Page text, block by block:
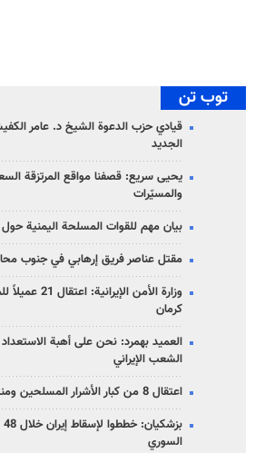
توب تن
قيادي حزب الدعوة الشيخ د. عامر
الجديد
يحيى سريع: قصفنا مواقع المرتزقة
والمسيّرات
بيان مهم للقوات المسلحة اليمنية
مقتل عناصر فريق إرهابي في جنوب
كرمان
العميد بهمرد: نحن على أهبة
الشعب الإيراني
اعتقال 8 من كبار الأشرار المسلحين ومنتسبي الجماعات الإرهابية
السوري